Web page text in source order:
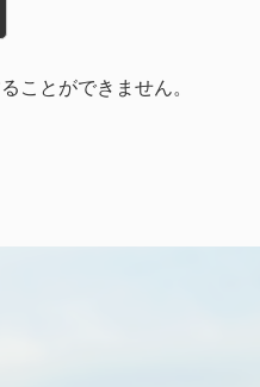
ことができません。